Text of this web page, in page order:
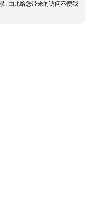
, 由此给您带来的访问不便我